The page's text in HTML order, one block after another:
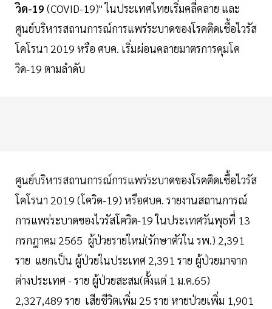
วิด-19 (COVID-19)" ในประเทศไทยเริ่มคลี่คลาย และ
ศูนย์บริหารสถานการณ์การแพร่ระบาดของโรคติดเชื้อไวรัส
โคโรนา 2019 หรือ ศบค. เริ่มผ่อนคลายมาตรการคุมโค
วิด-19 ตามลำดับ
ศูนย์บริหารสถานการณ์การแพร่ระบาดของโรคติดเชื้อไวรัส
โคโรนา 2019 (โควิด-19) หรือศบค. รายงานสถานการณ์
การแพร่ระบาดของไวรัสโควิด-19 ในประเทศวันพุธที่ 13
กรกฎาคม 2565 ผู้ป่วยรายใหม่(รักษาตัวใน รพ.) 2,391
ราย แยกเป็น ผู้ป่วยในประเทศ 2,391 ราย ผู้ป่วยมาจาก
ต่างประเทศ - ราย ผู้ป่วยสะสม(ตั้งแต่ 1 ม.ค.65)
2,327,489 ราย เสียชีวิตเพิ่ม 25 ราย หายป่วยเพิ่ม 1,901